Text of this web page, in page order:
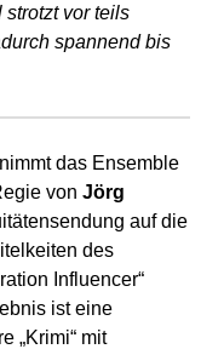
vor teils
spannend bis
nimmt das Ensemble
von Jörg
auf die
des
Influencer“
ist eine
„Krimi“ mit